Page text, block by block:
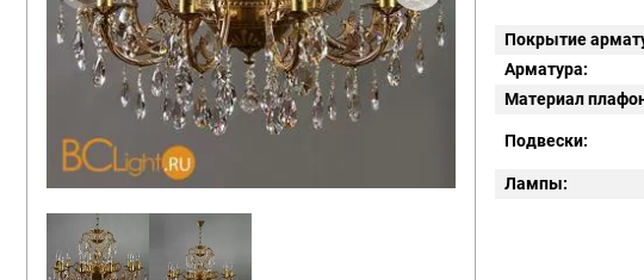
Покрытие
Арматура:
Материал
Подвески:
Лампы: